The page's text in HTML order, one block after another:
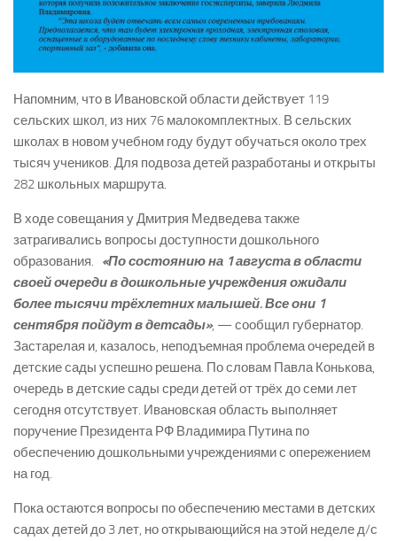
Напомним, что в Ивановской области действует 119
сельских школ, из них 76 малокомплектных. В сельских
школах в новом учебном году будут обучаться около трех
тысяч учеников. Для подвоза детей разработаны и открыты
282 школьных маршрута.
В ходе совещания у Дмитрия Медведева также
затрагивались вопросы доступности дошкольного
образования. «По состоянию на 1 августа в области
своей очереди в дошкольные учреждения ожидали
более тысячи трёхлетних малышей. Все они 1
сентября пойдут в детсады», — сообщил губернатор.
Застарелая и, казалось, неподъемная проблема очередей в
детские сады успешно решена. По словам Павла Конькова,
очередь в детские сады среди детей от трёх до семи лет
сегодня отсутствует. Ивановская область выполняет
поручение Президента РФ Владимира Путина по
обеспечению дошкольными учреждениями с опережением
на год.
Пока остаются вопросы по обеспечению местами в детских
садах детей до 3 лет, но открывающийся на этой неделе д/с